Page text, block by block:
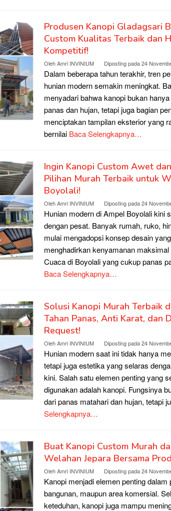
Produsen Kanopi Gladagsari
Custom Kualitas Terbaik dan
Kompetitif!
OlehAmri INVINIUM Diposting pada24
Dalam beberapa tahun terakhir, tren
hunian modern semakin meningkat.
menyadari bahwa kanopi bukan
panas dan hujan, tetapi juga bagian
menciptakan tampilan eksterior yang
bernilai Baca Selengkapnya…
Ingin Kanopi Custom Awet
Pilihan Murah Terbaik untuk
Boyolali!
OlehAmri INVINIUM Diposting pada24
Hunian modern di Ampel Boyolali kini
dengan pesat. Banyak rumah, ruko,
mulai mengadopsi konsep desain
menghadirkan kenyamanan maksimal
Cuaca di Boyolali yang cukup panas
Baca Selengkapnya…
Solusi Kanopi Murah Terbaik
Tahan Panas, Anti Karat, dan
Request!
OlehAmri INVINIUM Diposting pada24
Hunian modern saat ini tidak hanya
tetapi juga estetika yang selaras
kini. Salah satu elemen penting yang
digunakan adalah kanopi. Fungsinya
dari panas matahari dan hujan, tetapi
Selengkapnya…
Buat Kanopi Custom Murah
Welahan Jepara Bersama
OlehAmri INVINIUM Diposting pada24
Kanopi menjadi elemen penting dalam
bangunan, maupun area komersial.
keteduhan, kanopi juga mampu